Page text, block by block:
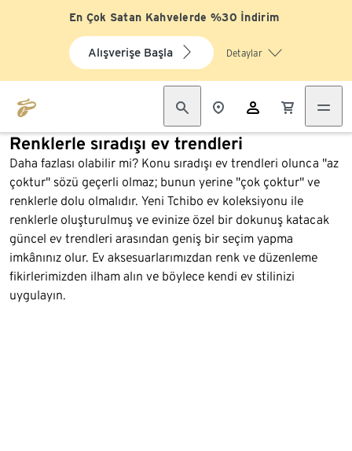
En Çok Satan Kahvelerde %30 İndirim
Alışverişe Başla Detaylar
Renklerle sıradışı ev trendleri
Daha fazlası olabilir mi? Konu sıradışı ev trendleri olunca "az
çoktur" sözü geçerli olmaz; bunun yerine "çok çoktur" ve
renklerle dolu olmalıdır. Yeni Tchibo ev koleksiyonu ile
renklerle oluşturulmuş ve evinize özel bir dokunuş katacak
güncel ev trendleri arasından geniş bir seçim yapma
imkânınız olur. Ev aksesuarlarımızdan renk ve düzenleme
fikirlerimizden ilham alın ve böylece kendi ev stilinizi
uygulayın.